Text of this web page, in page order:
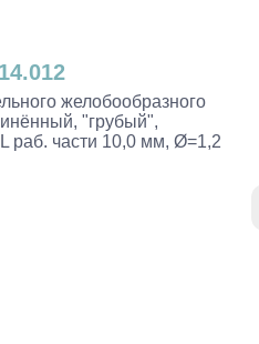
желобообразного
"грубый",
раб. части 10,0 мм, Ø=1,2